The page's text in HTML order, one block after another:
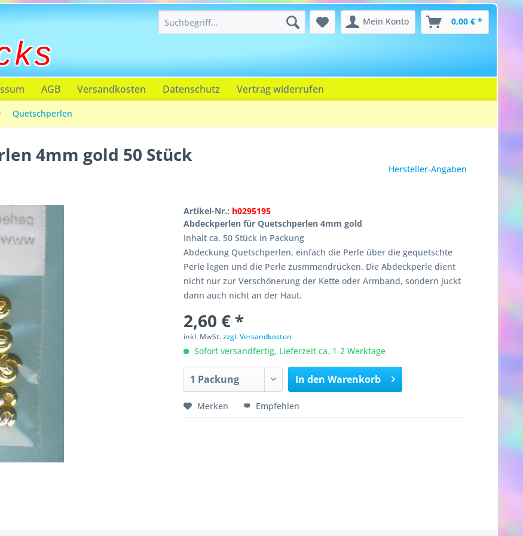
Mein Konto 0,00 € *
AGB Versandkosten Datenschutz Vertrag widerrufen
Quetschperlen
4mm gold 50 Stück
Hersteller-Angaben
Artikel-Nr.: h0295195
Abdeckperlen für Quetschperlen 4mm gold
Inhalt ca. 50 Stück in Packung
Abdeckung Quetschperlen, einfach die Perle über die gequetschte
Perle legen und die Perle zusmmendrücken. Die Abdeckperle dient
nicht nur zur Verschönerung der Kette oder Armband, sondern juckt
dann auch nicht an der Haut.
2,60 € *
inkl. MwSt.zzgl. Versandkosten
Sofort versandfertig, Lieferzeit ca. 1-2 Werktage
In den Warenkorb
Merken Empfehlen